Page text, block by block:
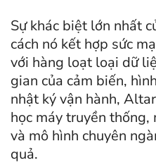
Sự khác biệt lớn nhất
cách nó kết hợp sức
với hàng loạt loại dữ
gian của cảm biến,
nhật ký vận hành,
học máy truyền
và mô hình chuyên
quả.